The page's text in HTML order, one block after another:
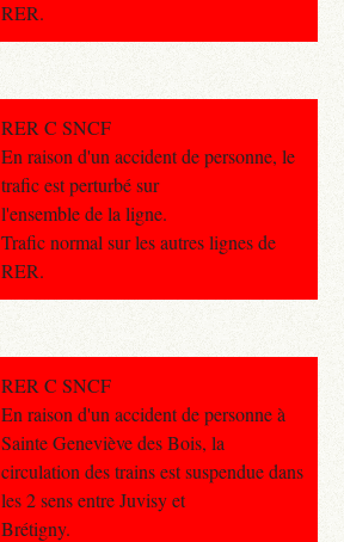
RER.
RER C SNCF
En raison d'un accident de personne, le
trafic est perturbé sur
l'ensemble de la ligne.
Trafic normal sur les autres lignes de
RER.
RER C SNCF
En raison d'un accident de personne à
Sainte Geneviève des Bois, la
circulation des trains est suspendue dans
les 2 sens entre Juvisy et
Brétigny.